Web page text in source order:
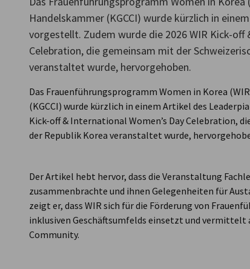
South Korea
Handelskammer (KGCCI) wurde kürzlich in
vorgestellt. Zudem wurde die 2026 WIR Kick-off
Celebration, die gemeinsam mit der
veranstaltet wurde, hervorgehoben.
Das Frauenführungsprogramm Women in Korea
(KGCCI) wurde kürzlich in einem Artikel des
Kick-off & International Women’s Day Celebration,
der Republik Korea veranstaltet wurde,
Der Artikel hebt hervor, dass die Veranstaltung
zusammenbrachte und ihnen Gelegenheiten für
zeigt er, dass WIR sich für die Förderung von
inklusiven Geschäftsumfelds einsetzt und vermittelt
Community.